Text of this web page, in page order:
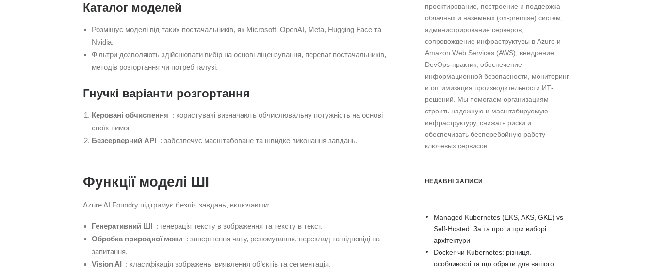
Каталог моделей
Розміщує моделі від таких постачальників, як Microsoft, OpenAI, Meta, Hugging Face та
Nvidia.
Фільтри дозволяють здійснювати вибір на основі ліцензування, переваг постачальників,
методів розгортання чи потреб галузі.
Гнучкі варіанти розгортання
Керовані обчислення : користувачі визначають обчислювальну потужність на основі
своїх вимог.
Безсерверний API: забезпечує масштабоване та швидке виконання завдань.
Функції моделі ШІ
Azure AI Foundry підтримує безліч завдань, включаючи:
Генеративний ШІ: генерація тексту в зображення та тексту в текст.
Обробка природної мови: завершення чату, резюмування, переклад та відповіді на
запитання.
Vision AI: класифікація зображень, виявлення об’єктів та сегментація.
проектирование, построение и поддержка
облачных и наземных (on-premise) систем,
администрирование серверов,
сопровождение инфраструктуры в Azure и
Amazon Web Services (AWS), внедрение
DevOps-практик, обеспечение
информационной безопасности, мониторинг
и оптимизация производительности ИТ-
решений. Мы помогаем организациям
строить надежную и масштабируемую
инфраструктуру, снижать риски и
обеспечивать бесперебойную работу
ключевых сервисов.
НЕДАВНІ ЗАПИСИ
Managed Kubernetes (EKS, AKS, GKE) vs
Self-Hosted: За та проти при виборі
архітектури
Docker чи Kubernetes: різниця,
особливості та що обрати для вашого